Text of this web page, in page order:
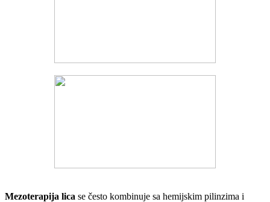
Mezoterapija lica se često kombinuje sa hemijskim pilinzima i